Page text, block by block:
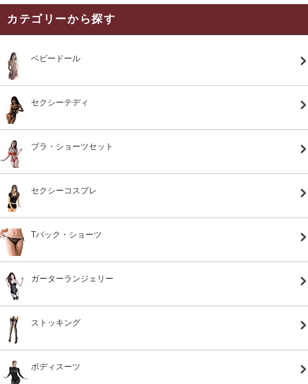
カテゴリーから探す
ベビードール
セクシーテディ
ブラ・ショーツセット
セクシーコスプレ
Tバック・ショーツ
ガーターランジェリー
ストッキング
ボディスーツ